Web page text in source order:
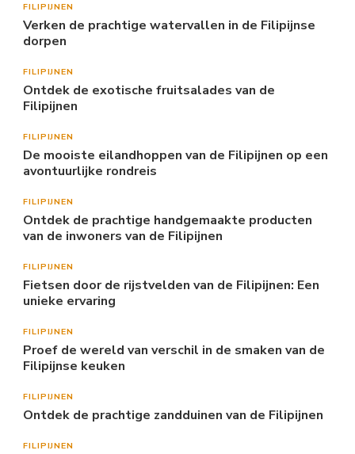
FILIPIJNEN
Verken de prachtige watervallen in de Filipijnse
dorpen
FILIPIJNEN
Ontdek de exotische fruitsalades van de
Filipijnen
FILIPIJNEN
De mooiste eilandhoppen van de Filipijnen op een
avontuurlijke rondreis
FILIPIJNEN
Ontdek de prachtige handgemaakte producten
van de inwoners van de Filipijnen
FILIPIJNEN
Fietsen door de rijstvelden van de Filipijnen: Een
unieke ervaring
FILIPIJNEN
Proef de wereld van verschil in de smaken van de
Filipijnse keuken
FILIPIJNEN
Ontdek de prachtige zandduinen van de Filipijnen
FILIPIJNEN